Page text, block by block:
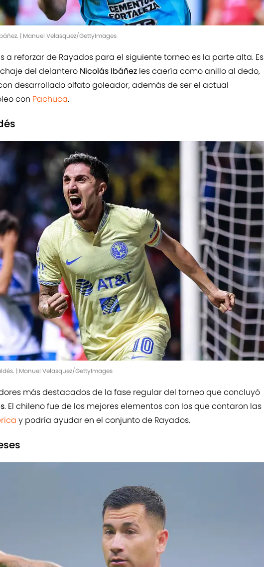
| Manuel Velasquez/GettyImages
a reforzar de Rayados para el siguiente torneo es la parte alta. Es
del delantero Nicolás Ibáñez les caería como anillo al dedo,
desarrollado olfato goleador, además de ser el actual
con Pachuca.
| Manuel Velasquez/GettyImages
más destacados de la fase regular del torneo que concluyó
. El chileno fue de los mejores elementos con los que contaron las
y podría ayudar en el conjunto de Rayados.